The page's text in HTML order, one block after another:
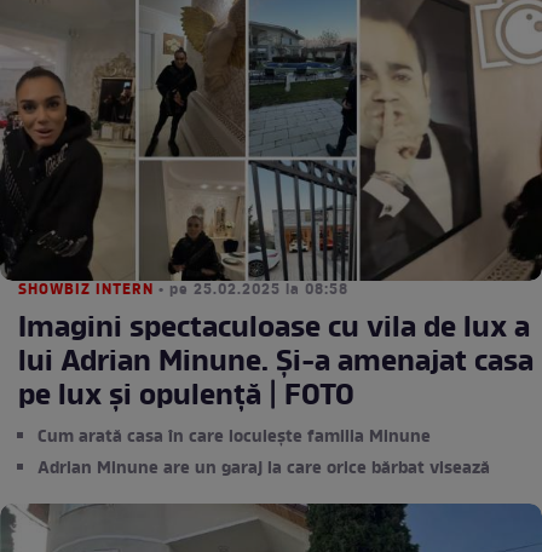
SHOWBIZ INTERN • pe 25.02.2025 la 08:58
Imagini spectaculoase cu vila de lux a
lui Adrian Minune. Și-a amenajat casa
pe lux și opulență | FOTO
Cum arată casa în care locuiește familia Minune
Adrian Minune are un garaj la care orice bărbat visează